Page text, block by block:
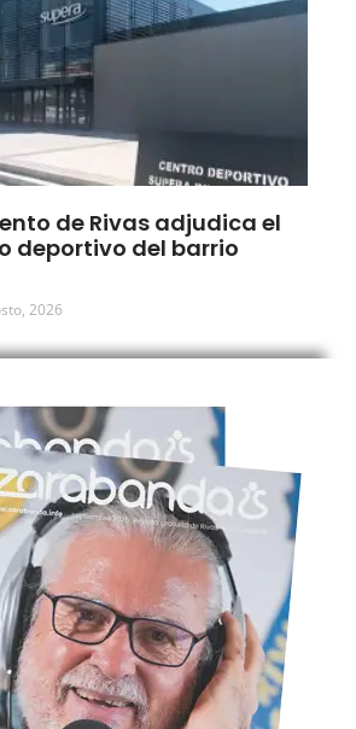
de Rivas adjudica el
deportivo del barrio
2026